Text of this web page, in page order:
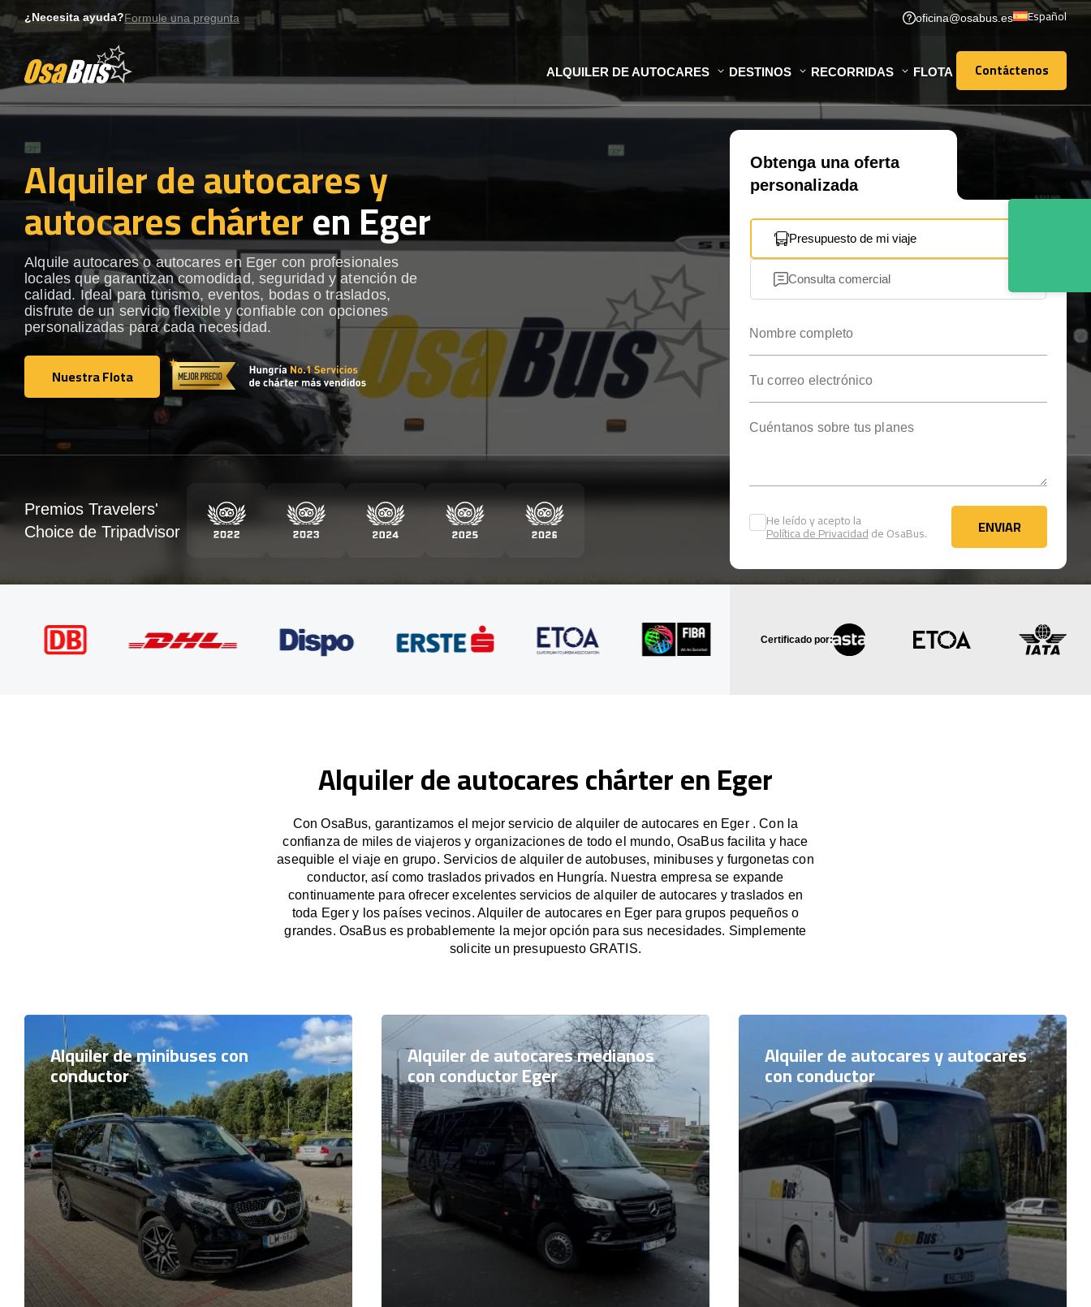
to
¿Necesita ayuda?Formule una pregunta oficina@osabus.es Español
ALQUILER DE AUTOCARES DESTINOS RECORRIDAS FLOTA Contáctenos
Contáctenos
Alquiler de autocares y
autocares chárteren Eger
Alquile autocares o autocares en Eger con profesionales
locales que garantizan comodidad, seguridad y atención de
calidad. Ideal para turismo, eventos, bodas o traslados,
disfrute de un servicio flexible y confiable con opciones
personalizadas para cada necesidad.
Nuestra Flota
Nuestra Flota
Obtenga una oferta
personalizada
Presupuesto de mi viaje
Consulta comercial
He leído y acepto la
Política de Privacidadde OsaBus. ENVIAR
ENVIAR
Premios Travelers'
Choice de Tripadvisor
Certificado por:
Alquiler de autocares chárter en Eger
Con OsaBus, garantizamos el mejor servicio de alquiler de autocares en Eger . Con la
confianza de miles de viajeros y organizaciones de todo el mundo, OsaBus facilita y hace
asequible el viaje en grupo. Servicios de alquiler de autobuses, minibuses y furgonetas con
conductor, así como traslados privados en Hungría. Nuestra empresa se expande
continuamente para ofrecer excelentes servicios de alquiler de autocares y traslados en
toda Eger y los países vecinos. Alquiler de autocares en Eger para grupos pequeños o
grandes. OsaBus es probablemente la mejor opción para sus necesidades. Simplemente
solicite un presupuesto GRATIS.
Alquiler de minibuses con
conductor
Alquiler de autocares medianos
con conductor Eger
Alquiler de autocares y autocares
con conductor